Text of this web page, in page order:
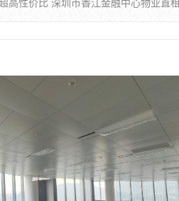
高性价比 深圳市香江金融中心物业直租